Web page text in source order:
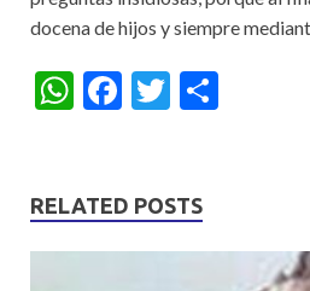
docena de hijos y siempre
W
s
A
F
b
o
T
er
RELATED POSTS